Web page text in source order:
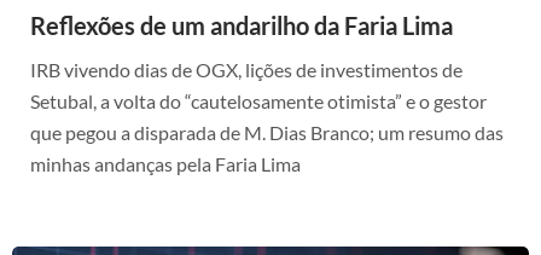
Reflexões de um andarilho da Faria Lima
IRB vivendo dias de OGX, lições de investimentos de
Setubal, a volta do “cautelosamente otimista” e o gestor
que pegou a disparada de M. Dias Branco; um resumo das
minhas andanças pela Faria Lima